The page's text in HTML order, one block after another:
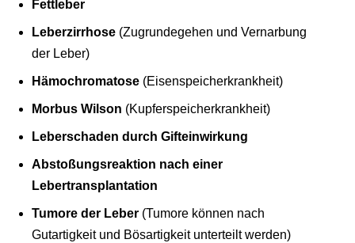
Fettleber
Leberzirrhose (Zugrundegehen und Vernarbung
der Leber)
Hämochromatose (Eisenspeicherkrankheit)
Morbus Wilson (Kupferspeicherkrankheit)
Leberschaden durch Gifteinwirkung
Abstoßungsreaktion nach einer
Lebertransplantation
Tumore der Leber (Tumore können nach
Gutartigkeit und Bösartigkeit unterteilt werden)